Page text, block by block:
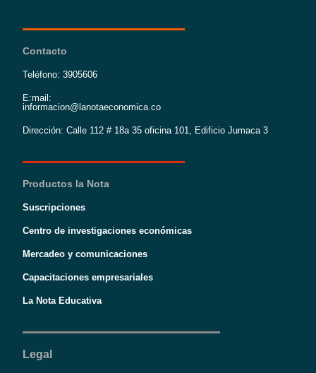
Contacto
Teléfono: 3905606
E:mail:
informacion@lanotaeconomica.co
Dirección: Calle 112 # 18a 35 oficina 101, Edificio Jumaca 3
Productos la Nota
Suscripciones
Centro de investigaciones económicas
Mercadeo y comunicaciones
Capacitaciones empresariales
La Nota Educativa
Legal